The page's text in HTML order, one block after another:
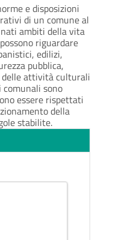
e disposizioni
di un comune al
ambiti della vita
riguardare
edilizi,
pubblica,
delle attività culturali
sono
essere rispettati
della
stabilite.